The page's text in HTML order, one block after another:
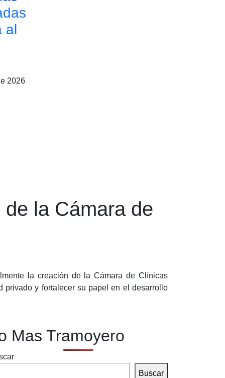
al
2026
la Cámara de
la creación de la Cámara de Clínicas
privado y fortalecer su papel en el desarrollo
Mas Tramoyero
Buscar